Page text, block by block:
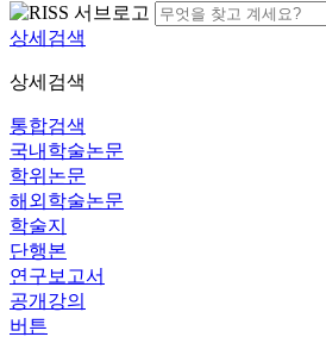
상세검색
상세검색
통합검색
국내학술논문
학위논문
해외학술논문
학술지
단행본
연구보고서
공개강의
버튼